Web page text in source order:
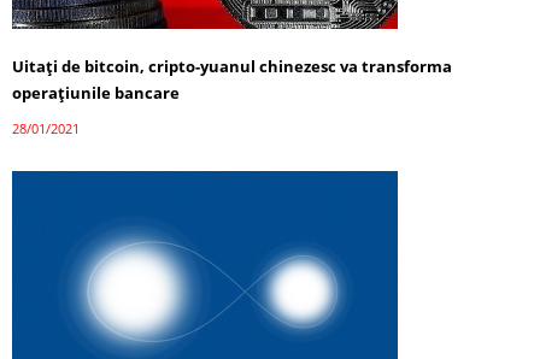
Uitați de bitcoin, cripto-yuanul chinezesc va transforma
operațiunile bancare
28/01/2021